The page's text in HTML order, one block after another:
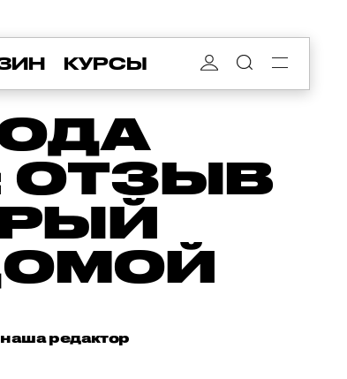
КУРСЫ
ОТЗЫВ
редактор